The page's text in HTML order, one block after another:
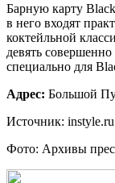
Барную карту
в него входят
коктейльной
девять
специально для
Адрес: Большой
Источник: instyle.ru
Фото: Архивы